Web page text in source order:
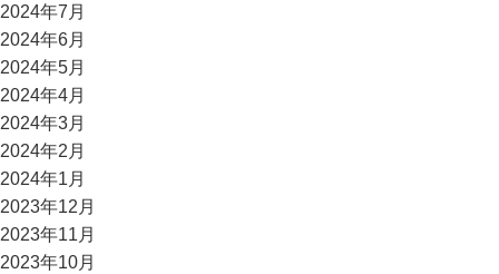
2024年7月
2024年6月
2024年5月
2024年4月
2024年3月
2024年2月
2024年1月
2023年12月
2023年11月
2023年10月